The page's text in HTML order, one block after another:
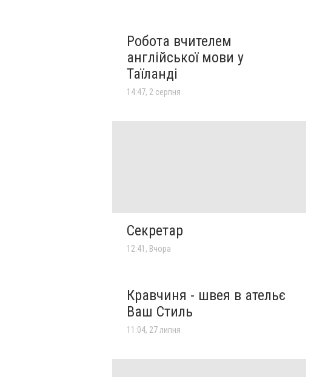
Робота вчителем
англійської мови у
Таїланді
14:47, 2 серпня
Секретар
12:41, Вчора
Кравчиня - швея в ательє
Ваш Стиль
11:04, 27 липня